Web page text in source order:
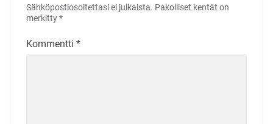
Sähköpostiosoitettasi ei julkaista. Pakolliset kentät on
merkitty*
Kommentti *